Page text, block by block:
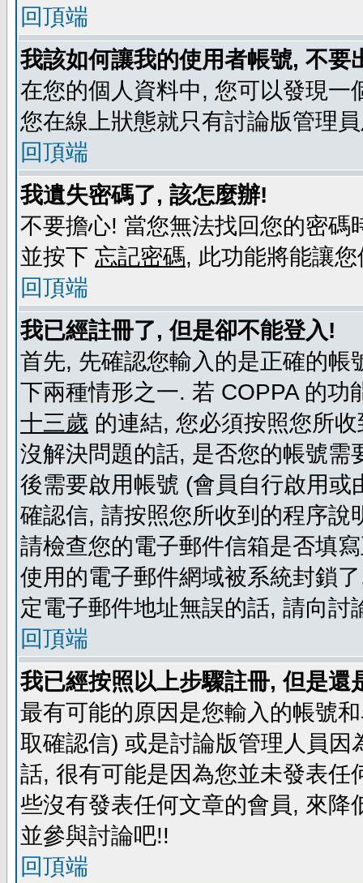
回頂端
我該如何讓我的使用者帳號, 不
在您的個人資料中, 您可以發現一
您在線上狀態就只有討論版管理
回頂端
我遺失密碼了, 該怎麼辦!
不要擔心! 當您無法找回您的密
並按下 忘記密碼, 此功能將能讓
回頂端
我已經註冊了, 但是卻不能登入!
首先, 先確認您輸入的是正確的
下兩種情形之一. 若 COPPA 的
十三歲 的連結, 您必須按照您所
沒解決問題的話, 是否您的帳號
後需要啟用帳號 (會員自行啟用
確認信, 請按照您所收到的程序
請檢查您的電子郵件信箱是否填
使用的電子郵件網域被系統封鎖
定電子郵件地址無誤的話, 請向
回頂端
我已經按照以上步驟註冊, 但是還
最有可能的原因是您輸入的帳號
取確認信) 或是討論版管理人員
話, 很有可能是因為您並未發表
些沒有發表任何文章的會員, 來
並參與討論吧!!
回頂端